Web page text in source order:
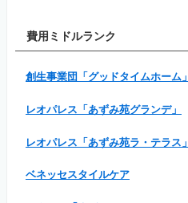
費用ミドルランク
創生事業団「グッドタイムホーム」
レオパレス「あずみ苑グランデ」
レオパレス「あずみ苑ラ・テラス」
ベネッセスタイルケア